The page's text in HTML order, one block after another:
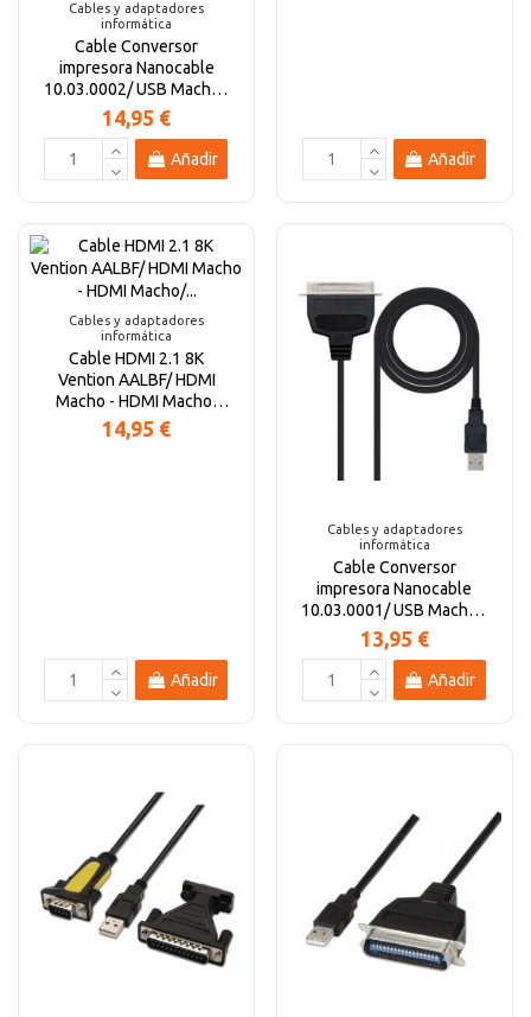
Cables y adaptadores
informática
Cable Conversor
impresora Nanocable
10.03.0002/ USB Macho -
DB9 Macho/ DB25 Macho
14,95 €
Añadir Añadir
Cables y adaptadores
informática
Cable HDMI 2.1 8K
Vention AALBF/ HDMI
Macho - HDMI Macho/
1m/ Gris y Negro
14,95 €
Añadir
Cables y adaptadores
informática
Cable Conversor
impresora Nanocable
10.03.0001/ USB Macho -
CN36 Macho/ 1.5m/ Negro
13,95 €
Añadir